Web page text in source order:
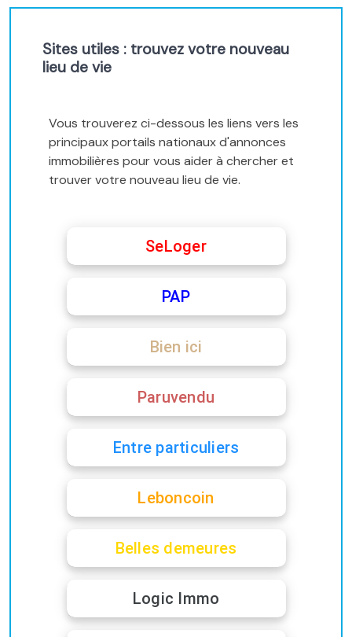
Sites utiles : trouvez votre nouveau
lieu de vie
Vous trouverez ci-dessous les liens vers les
principaux portails nationaux d'annonces
immobilières pour vous aider à chercher et
trouver votre nouveau lieu de vie.
SeLoger
PAP
Bien ici
Paruvendu
Entre particuliers
Leboncoin
Belles demeures
Logic Immo